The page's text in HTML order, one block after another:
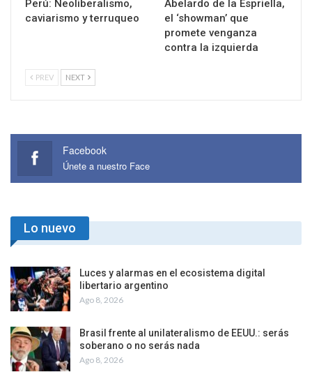
Perú: Neoliberalismo,
caviarismo y terruqueo
Abelardo de la Espriella,
el ‘showman’ que
promete venganza
contra la izquierda
PREV NEXT
Facebook
Únete a nuestro Face
Lo nuevo
Luces y alarmas en el ecosistema digital
libertario argentino
Ago 8, 2026
Brasil frente al unilateralismo de EEUU.: serás
soberano o no serás nada
Ago 8, 2026